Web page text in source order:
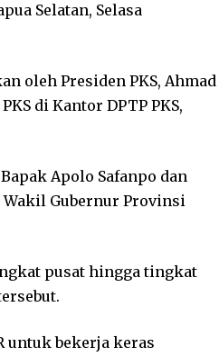
Selatan, Selasa
oleh Presiden PKS, Ahmad
di Kantor DPTP PKS,
Apolo Safanpo dan
Wakil Gubernur Provinsi
pusat hingga tingkat
untuk bekerja keras